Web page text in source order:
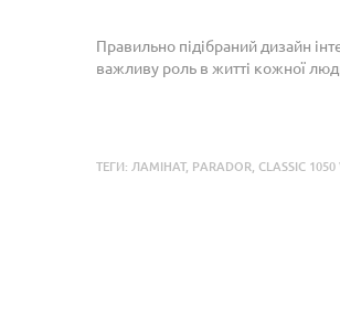
Правильно підібраний дизайн
важливу роль в житті кожної
ТЕГИ: ЛАМІНАТ, PARADOR CLASSIC 1050